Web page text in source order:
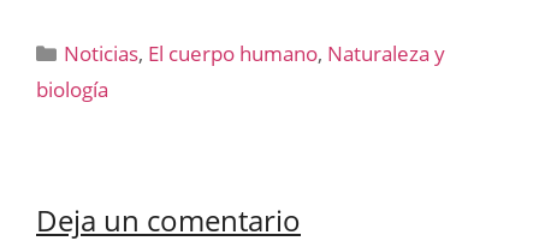
Categorías
Noticias, El cuerpo humano, Naturaleza y
biología
Deja un comentario